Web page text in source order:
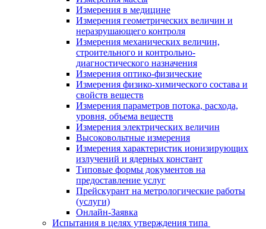
Измерения в медицине
Измерения геометрических величин и
неразрушающего контроля
Измерения механических величин,
строительного и контрольно-
диагностического назначения
Измерения оптико-физические
Измерения физико-химического состава и
свойств веществ
Измерения параметров потока, расхода,
уровня, объема веществ
Измерения электрических величин
Высоковольтные измерения
Измерения характеристик ионизирующих
излучений и ядерных констант
Типовые формы документов на
предоставление услуг
Прейскурант на метрологические работы
(услуги)
Онлайн-Заявка
Испытания в целях утверждения типа